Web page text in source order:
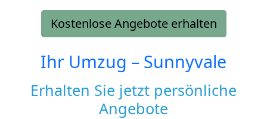
Kostenlose Angebote erhalten
Ihr Umzug – Sunnyvale
Erhalten Sie jetzt persönliche
Angebote